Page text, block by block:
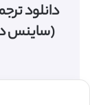
دانلود